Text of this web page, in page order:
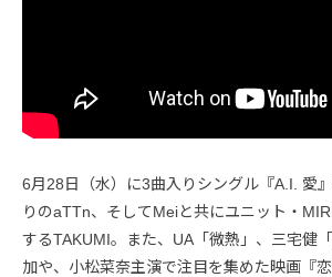
6月28日（水）に3曲入りシングル『A.I. 愛
りのaTTn、そしてMeiと共にユニット・
するTAKUMI。また、UA「微熱」、三宅健
加や、小松菜奈主演で注目を集めた映画『